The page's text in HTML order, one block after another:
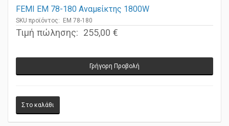
FEMI EM 78-180 Αναμείκτης 1800W
SKU προϊόντος: EM 78-180
Τιμή πώλησης: 255,00 €